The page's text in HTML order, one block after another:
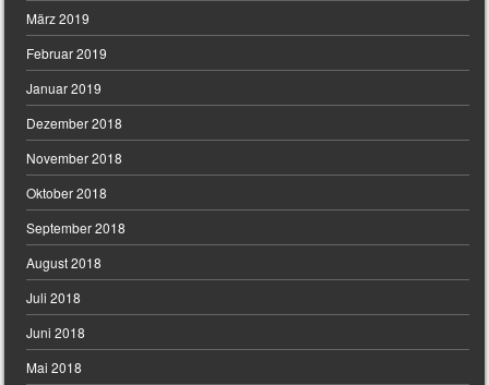
März 2019
Februar 2019
Januar 2019
Dezember 2018
November 2018
Oktober 2018
September 2018
August 2018
Juli 2018
Juni 2018
Mai 2018